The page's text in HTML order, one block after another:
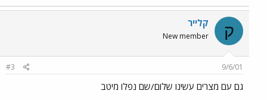
ק קלייר
New member
9/6/01
#3
גם עם מצרים עשינו שלום/שם נפלו מיטב